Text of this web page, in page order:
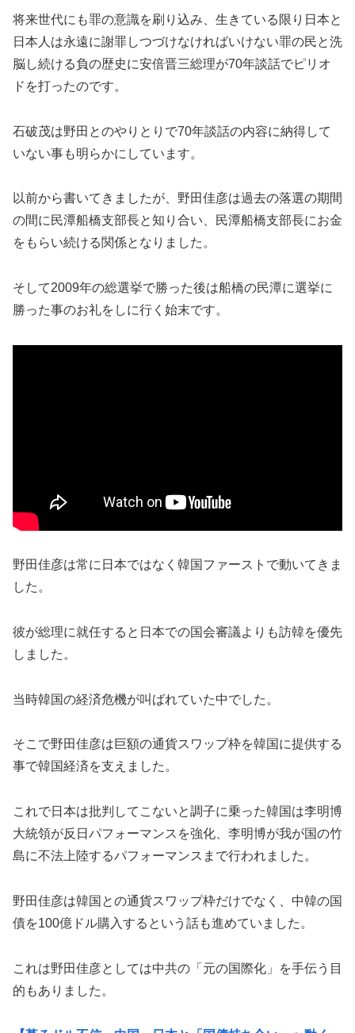
将来世代にも罪の意識を刷り込み、生きている限り日本と
日本人は永遠に謝罪しつづけなければいけない罪の民と洗
脳し続ける負の歴史に安倍晋三総理が70年談話でピリオ
ドを打ったのです。
石破茂は野田とのやりとりで70年談話の内容に納得して
いない事も明らかにしています。
以前から書いてきましたが、野田佳彦は過去の落選の期間
の間に民潭船橋支部長と知り合い、民潭船橋支部長にお金
をもらい続ける関係となりました。
そして2009年の総選挙で勝った後は船橋の民潭に選挙に
勝った事のお礼をしに行く始末です。
野田佳彦は常に日本ではなく韓国ファーストで動いてきま
した。
彼が総理に就任すると日本での国会審議よりも訪韓を優先
しました。
当時韓国の経済危機が叫ばれていた中でした。
そこで野田佳彦は巨額の通貨スワップ枠を韓国に提供する
事で韓国経済を支えました。
これで日本は批判してこないと調子に乗った韓国は李明博
大統領が反日パフォーマンスを強化、李明博が我が国の竹
島に不法上陸するパフォーマンスまで行われました。
野田佳彦は韓国との通貨スワップ枠だけでなく、中韓の国
債を100億ドル購入するという話も進めていました。
これは野田佳彦としては中共の「元の国際化」を手伝う目
的もありました。